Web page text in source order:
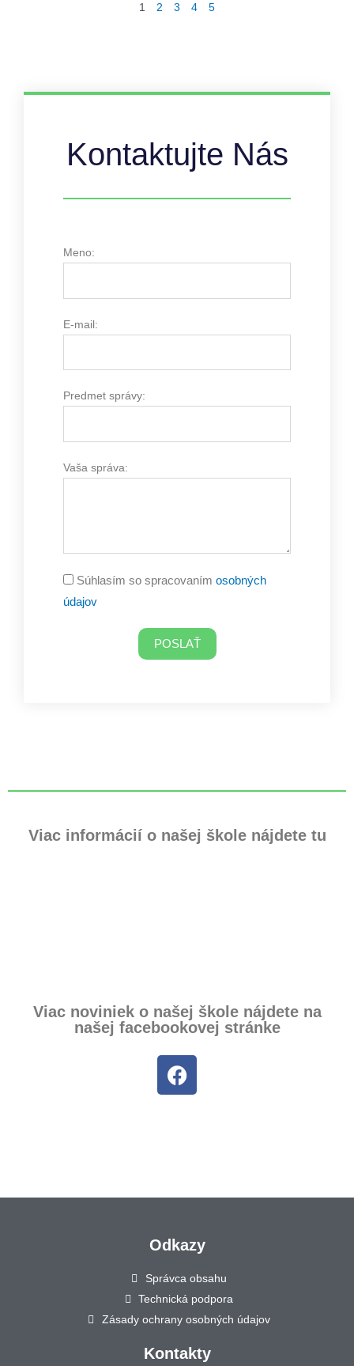
1 2 3 4 5
Kontaktujte Nás
Meno:
E-mail:
Predmet správy:
Vaša správa:
Súhlasím so spracovaním osobných
údajov
POSLAŤ
Viac informácií o našej škole nájdete tu
Viac noviniek o našej škole nájdete na
našej facebookovej stránke
Odkazy
Správca obsahu
Technická podpora
Zásady ochrany osobných údajov
Kontakty